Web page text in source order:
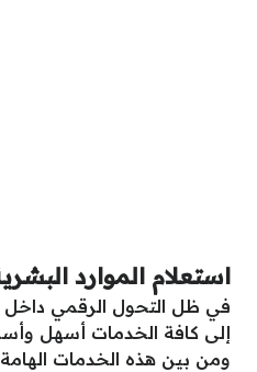
استعلام الموارد
في ظل التحول الرقمي داخل
إلى كافة الخدمات أسهل
ومن بين هذه الخدمات الهامة